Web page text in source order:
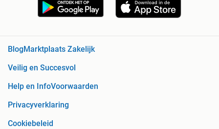
BlogMarktplaats Zakelijk
Veilig en Succesvol
Help en InfoVoorwaarden
Privacyverklaring
Cookiebeleid